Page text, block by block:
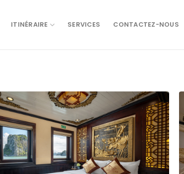
ITINÉRAIRE SERVICES CONTACTEZ-NOUS